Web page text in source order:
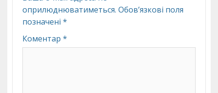
оприлюднюватиметься. Обов’язкові поля
позначені *
Коментар *